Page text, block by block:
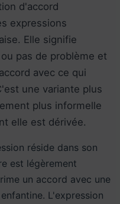
d'accord
expressions
Elle signifie
pas de problème et
avec ce qui
une variante plus
plus informelle
elle est dérivée.
réside dans son
est légèrement
un accord avec une
L'expression